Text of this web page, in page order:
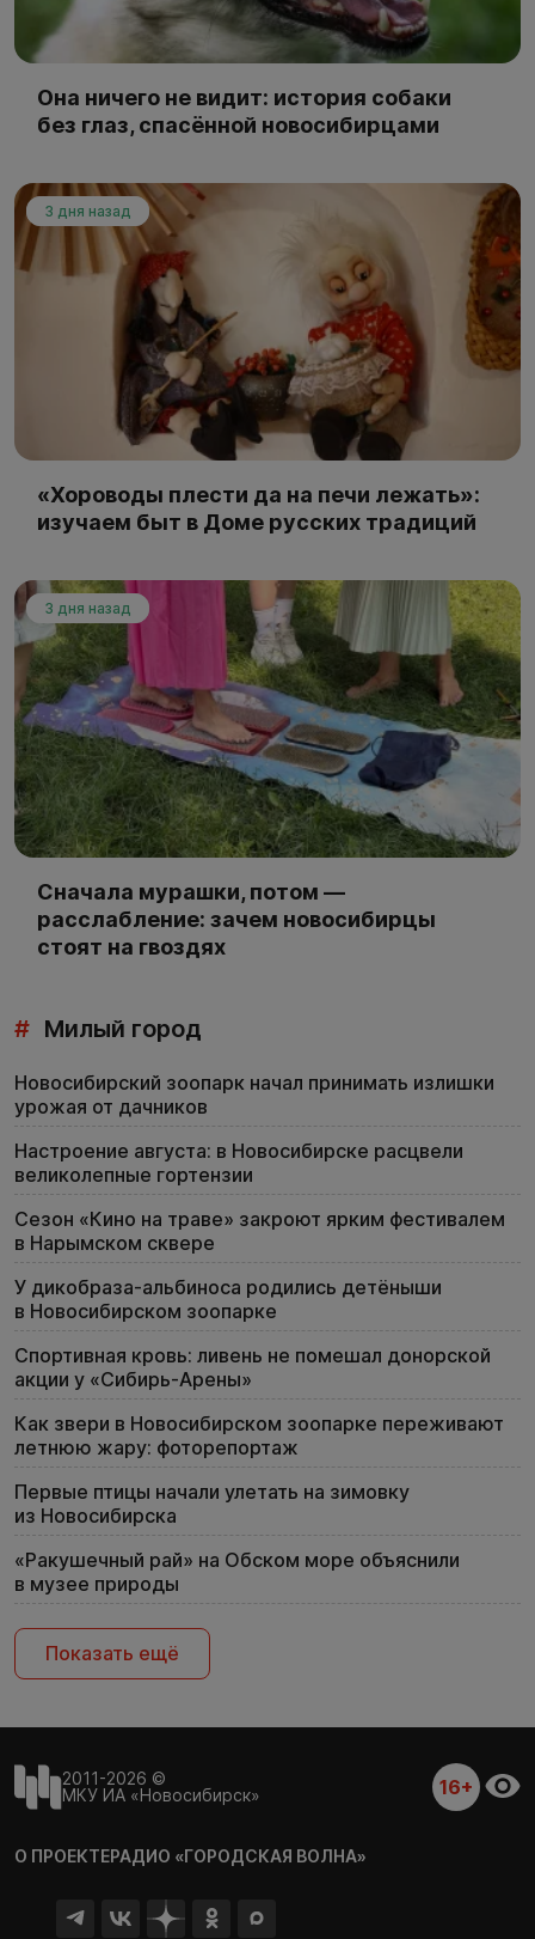
Она ничего не видит: история собаки
без глаз, спасённой новосибирцами
3 дня назад
«Хороводы плести да на печи лежать»:
изучаем быт в Доме русских традиций
3 дня назад
Сначала мурашки, потом —
расслабление: зачем новосибирцы
стоят на гвоздях
# Милый город
Новосибирский зоопарк начал принимать излишки
урожая от дачников
Настроение августа: в Новосибирске расцвели
великолепные гортензии
Сезон «Кино на траве» закроют ярким фестивалем
в Нарымском сквере
У дикобраза-альбиноса родились детёныши
в Новосибирском зоопарке
Спортивная кровь: ливень не помешал донорской
акции у «Сибирь-Арены»
Как звери в Новосибирском зоопарке переживают
летнюю жару: фоторепортаж
Первые птицы начали улетать на зимовку
из Новосибирска
«Ракушечный рай» на Обском море объяснили
в музее природы
Показать ещё
2011-2026 ©
МКУ ИА «Новосибирск»
16+
О ПРОЕКТЕРАДИО «ГОРОДСКАЯ ВОЛНА»